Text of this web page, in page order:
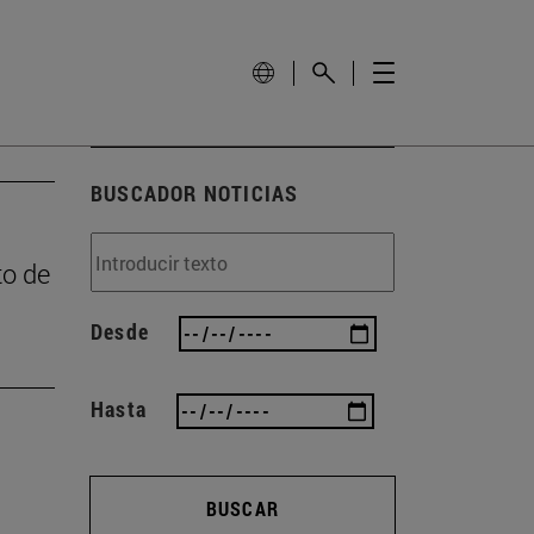
de
BUSCADOR NOTICIAS
Desde
Hasta
BUSCAR